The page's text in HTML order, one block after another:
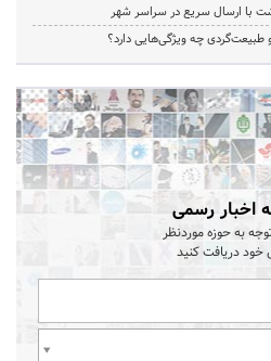
با ارسال سریع در سراسر شهر
طبیعت‌گردی چه ویژگی‌هایی دارد؟
اخبار رسمی
توجه به حوزه موردنظر
خود دریافت کنید